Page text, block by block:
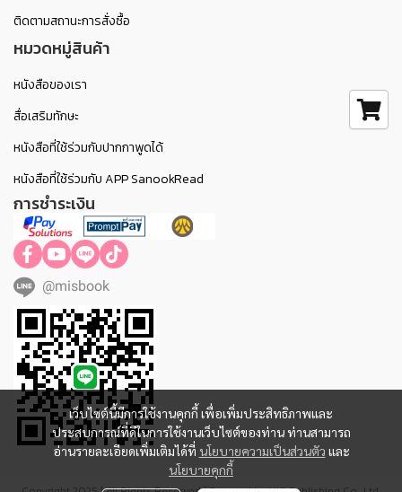
เว็บไซต์นี้มีการใช้งานคุกกี้ เพื่อเพิ่มประสิทธิภาพและ
ประสบการณ์ที่ดีในการใช้งานเว็บไซต์ของท่าน ท่านสามารถ
อ่านรายละเอียดเพิ่มเติมได้ที่ นโยบายความเป็นส่วนตัว และ
นโยบายคุกกี้
ติดตามสถานะการสั่งซื้อ
หมวดหมู่สินค้า
หนังสือของเรา
สื่อเสริมทักษะ
หนังสือที่ใช้ร่วมกับปากกาพูดได้
หนังสือที่ใช้ร่วมกับ APP SanookRead
การชำระเงิน
@misbook